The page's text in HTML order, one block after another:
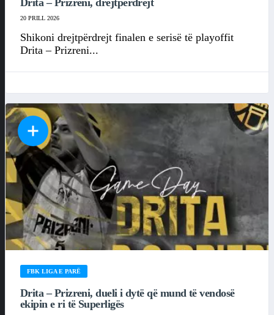
Drita – Prizreni, drejtpërdrejt
20 PRILL 2026
Shikoni drejtpërdrejt finalen e serisë të playoffit
Drita – Prizreni...
FBK LIGA E PARË
Drita – Prizreni, dueli i dytë që mund të vendosë
ekipin e ri të Superligës